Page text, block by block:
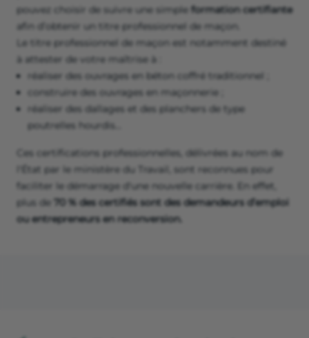
pouvez choisir de suivre une simple formation certifiante
afin d’obtenir un titre professionnel de maçon.
Le titre professionnel de maçon est notamment destiné
à attester de votre maîtrise à :
réaliser des ouvrages en béton coffré traditionnel ;
construire des ouvrages en maçonnerie ;
réaliser des dallages et des planchers de type
poutrelles hourdis…
Ces certifications professionnelles, délivrées au nom de
l'État par le ministère du Travail, sont reconnues pour
faciliter le démarrage d'une nouvelle carrière. En effet,
plus de 70 % des certifiés sont des demandeurs d’emploi
ou entrepreneurs en reconversion.